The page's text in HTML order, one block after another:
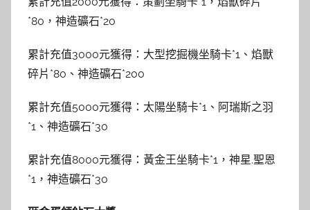
*80，神造礦石*20
累計充值3000元獲得：大型挖掘機坐騎卡*1、焰獸
碎片*80、神造礦石*200
累計充值5000元獲得：太陽坐騎卡*1、阿瑞斯之羽
*1、神造礦石*30
累計充值8000元獲得：黃金王坐騎卡*1，神星.聖恩
*1，神造礦石*30